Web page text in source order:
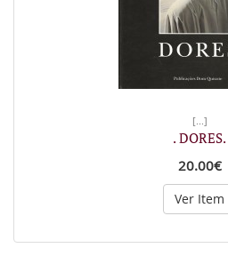
[...]
. DORES.
20.00€
Ver Item